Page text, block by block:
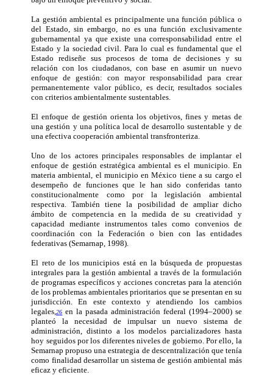
La gestión ambiental es principalmente una función pública o
del Estado, sin embargo, no es una función exclusivamente
gubernamental ya que existe una corresponsabilidad entre el
Estado y la sociedad civil. Para lo cual es fundamental que el
Estado rediseñe sus procesos de toma de decisiones y su
relación con los ciudadanos, con base en asumir un nuevo
enfoque de gestión: con mayor responsabilidad para crear
permanentemente valor público, es decir, resultados sociales
con criterios ambientalmente sustentables.
El enfoque de gestión orienta los objetivos, fines y metas de
una gestión y una política local de desarrollo sustentable y de
una efectiva cooperación ambiental transfronteriza.
Uno de los actores principales responsables de implantar el
enfoque de gestión estratégica ambiental es el municipio. En
materia ambiental, el municipio en México tiene a su cargo el
desempeño de funciones que le han sido conferidas tanto
constitucionalmente como por la legislación ambiental
respectiva. También tiene la posibilidad de ampliar dicho
ámbito de competencia en la medida de su creatividad y
capacidad mediante instrumentos tales como convenios de
coordinación con la Federación o bien con las entidades
federativas (Semarnap, 1998).
El reto de los municipios está en la búsqueda de propuestas
integrales para la gestión ambiental a través de la formulación
de programas específicos y acciones concretas para la atención
de los problemas ambientales prioritarios que se presentan en su
jurisdicción. En este contexto y atendiendo los cambios
legales,26 en la pasada administración federal (1994–2000) se
planteó la necesidad de impulsar un nuevo sistema de
administración, distinto a los modelos parcializadores hasta
hoy seguidos por los diferentes niveles de gobierno. Por ello, la
Semarnap propuso una estrategia de descentralización que tenía
como finalidad desarrollar un sistema de gestión ambiental más
eficaz y eficiente.